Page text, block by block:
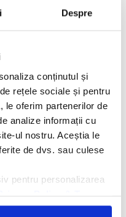
Despre
conținutul și
rețele sociale și pentru
le oferim partenerilor de
analize informații cu
ul nostru. Aceștia le
de dvs. sau culese
pentru personalizarea